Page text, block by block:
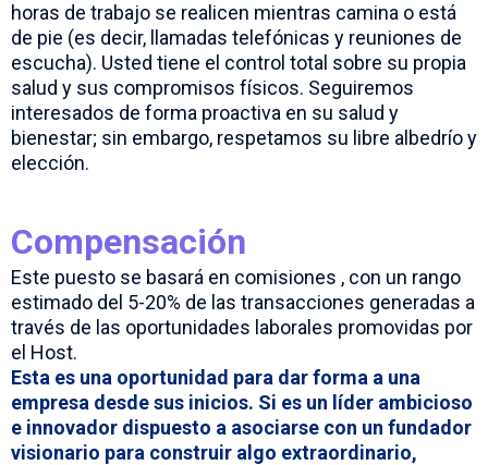
horas de trabajo se realicen mientras camina o está
de pie (es decir, llamadas telefónicas y reuniones de
escucha). Usted tiene el control total sobre su propia
salud y sus compromisos físicos. Seguiremos
interesados ​​de forma proactiva en su salud y
bienestar; sin embargo, respetamos su libre albedrío y
elección.
Compensación
Este puesto se basará en comisiones , con un rango
estimado del 5-20% de las transacciones generadas a
través de las oportunidades laborales promovidas por
el Host.
Esta es una oportunidad para dar forma a una
empresa desde sus inicios. Si es un líder ambicioso
e innovador dispuesto a asociarse con un fundador
visionario para construir algo extraordinario,